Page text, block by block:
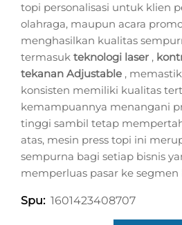
topi personalisasi untuk klien
olahraga, maupun acara
menghasilkan kualitas
termasuk teknologi laser ,
tekanan Adjustable ,
konsisten memiliki kualitas
kemampuannya menangani
tinggi sambil tetap
atas, mesin press topi ini
sempurna bagi setiap bisnis
memperluas pasar ke
Spu: 1601423408707